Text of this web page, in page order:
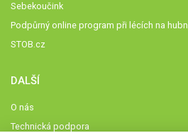
Sebekoučink
Podpůrný online program při lécích na
STOB.cz
DALŠÍ
O nás
Technická podpora